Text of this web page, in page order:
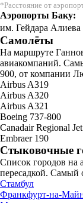
*Расстояние от
Аэропорты Баку:
им. Гейдара Алиева
Самолёты
На маршруте
авиакомпаний.
900, от компании
Airbus A319
Airbus A320
Airbus A321
Boeing 737-800
Canadair Regional
Embraer 190
Стыковочные
Список городов на
пересадкой. Самый
Стамбул
Франкфурт-на-